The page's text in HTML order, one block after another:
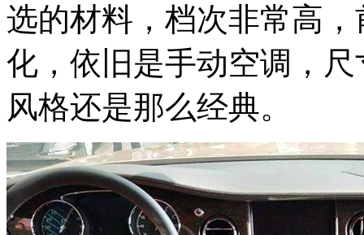
选的材料，档次非常高
化，依旧是手动空调，
风格还是那么经典。